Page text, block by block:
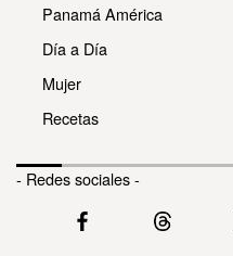
Panamá América
Día a Día
Mujer
Recetas
- Redes sociales -